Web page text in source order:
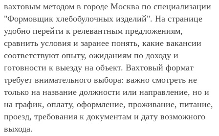
вахтовым методом в городе Москва по специализации
"Формовщик хлебобулочных изделий". На странице
удобно перейти к релевантным предложениям,
сравнить условия и заранее понять, какие вакансии
соответствуют опыту, ожиданиям по доходу и
готовности к выезду на объект. Вахтовый формат
требует внимательного выбора: важно смотреть не
только на название должности или направление, но и
на график, оплату, оформление, проживание, питание,
проезд, требования к документам и дату возможного
выхода.